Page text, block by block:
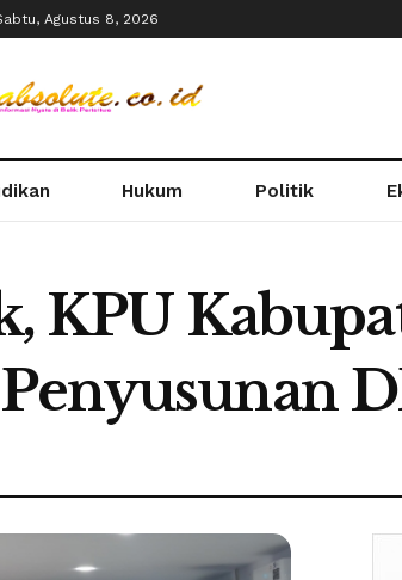
Agustus 8, 2026
Hukum Politik
KPU